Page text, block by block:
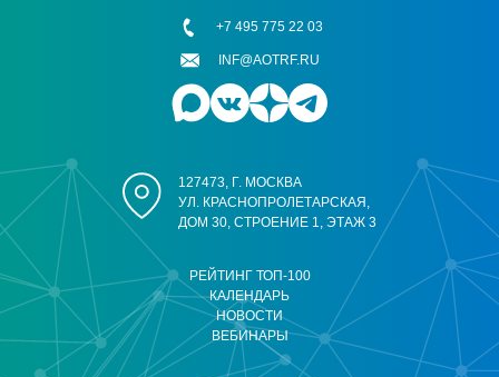
РЕЙТИНГ ТОП-100
КАЛЕНДАРЬ
НОВОСТИ
ВЕБИНАРЫ
127473, Г. МОСКВА
УЛ. КРАСНОПРОЛЕТАРСКАЯ,
ДОМ 30, СТРОЕНИЕ 1, ЭТАЖ 3
+7 495 775 22 03
INF@AOTRF.RU